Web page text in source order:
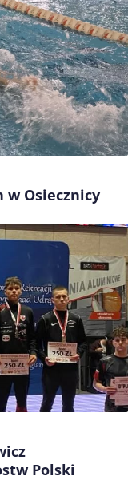
w Osiecznicy
Polski